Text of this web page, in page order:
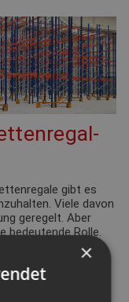
gibt es
Viele davon
geregelt. Aber
bedeutende Rolle.
Lagers: Wie hoch
Produktvielfalt?×